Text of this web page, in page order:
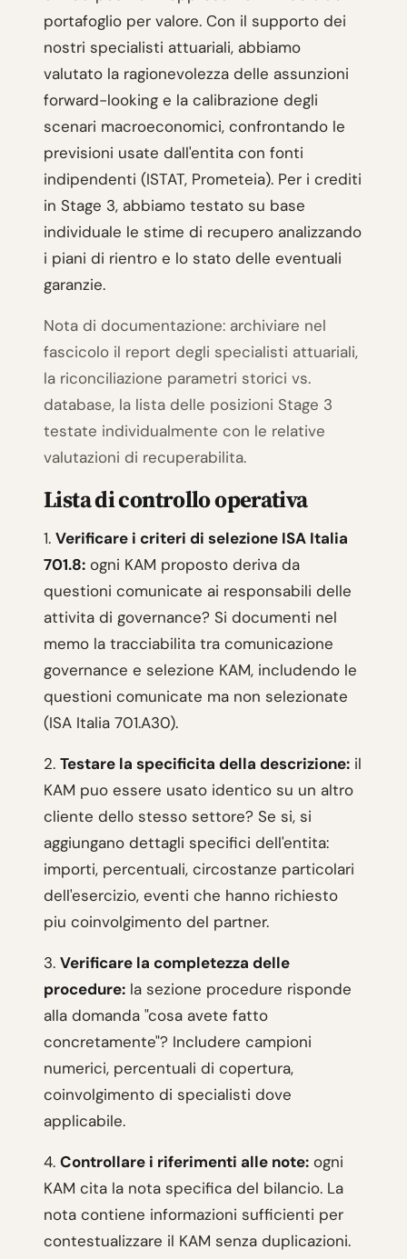
portafoglio per valore. Con il supporto dei
nostri specialisti attuariali, abbiamo
valutato la ragionevolezza delle assunzioni
forward-looking e la calibrazione degli
scenari macroeconomici, confrontando le
previsioni usate dall'entita con fonti
indipendenti (ISTAT, Prometeia). Per i crediti
in Stage 3, abbiamo testato su base
individuale le stime di recupero analizzando
i piani di rientro e lo stato delle eventuali
garanzie.
Nota di documentazione: archiviare nel
fascicolo il report degli specialisti attuariali,
la riconciliazione parametri storici vs.
database, la lista delle posizioni Stage 3
testate individualmente con le relative
valutazioni di recuperabilita.
Lista di controllo operativa
1. Verificare i criteri di selezione ISA Italia
701.8: ogni KAM proposto deriva da
questioni comunicate ai responsabili delle
attivita di governance? Si documenti nel
memo la tracciabilita tra comunicazione
governance e selezione KAM, includendo le
questioni comunicate ma non selezionate
(ISA Italia 701.A30).
2. Testare la specificita della descrizione: il
KAM puo essere usato identico su un altro
cliente dello stesso settore? Se si, si
aggiungano dettagli specifici dell'entita:
importi, percentuali, circostanze particolari
dell'esercizio, eventi che hanno richiesto
piu coinvolgimento del partner.
3. Verificare la completezza delle
procedure: la sezione procedure risponde
alla domanda "cosa avete fatto
concretamente"? Includere campioni
numerici, percentuali di copertura,
coinvolgimento di specialisti dove
applicabile.
4. Controllare i riferimenti alle note: ogni
KAM cita la nota specifica del bilancio. La
nota contiene informazioni sufficienti per
contestualizzare il KAM senza duplicazioni.